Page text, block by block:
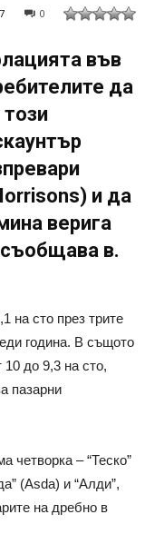
0
във
да
и да
верига
в.
на сто през трите
година. В същото
до 9,3 на сто,
пазарни
четворка – “Теско”
(Asda) и “Алди”,
на дребно в